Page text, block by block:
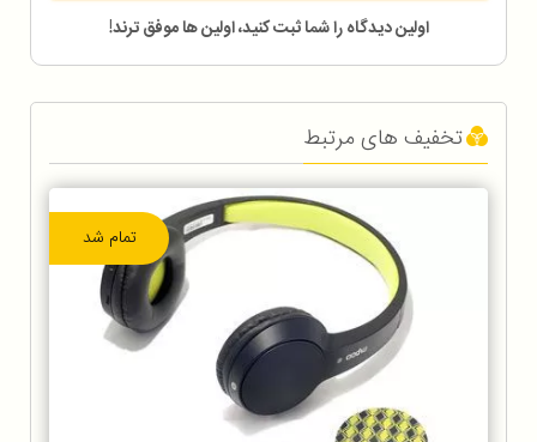
اولین دیدگاه را شما ثبت کنید، اولین ها موفق ترند!
تخفیف های مرتبط
تمام شد